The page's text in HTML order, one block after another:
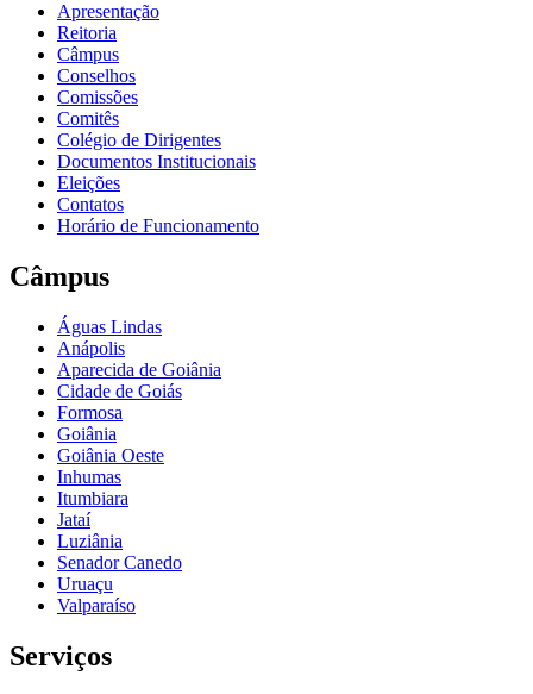
Apresentação
Reitoria
Câmpus
Conselhos
Comissões
Comitês
Colégio de Dirigentes
Documentos Institucionais
Eleições
Contatos
Horário de Funcionamento
Câmpus
Águas Lindas
Anápolis
Aparecida de Goiânia
Cidade de Goiás
Formosa
Goiânia
Goiânia Oeste
Inhumas
Itumbiara
Jataí
Luziânia
Senador Canedo
Uruaçu
Valparaíso
Serviços